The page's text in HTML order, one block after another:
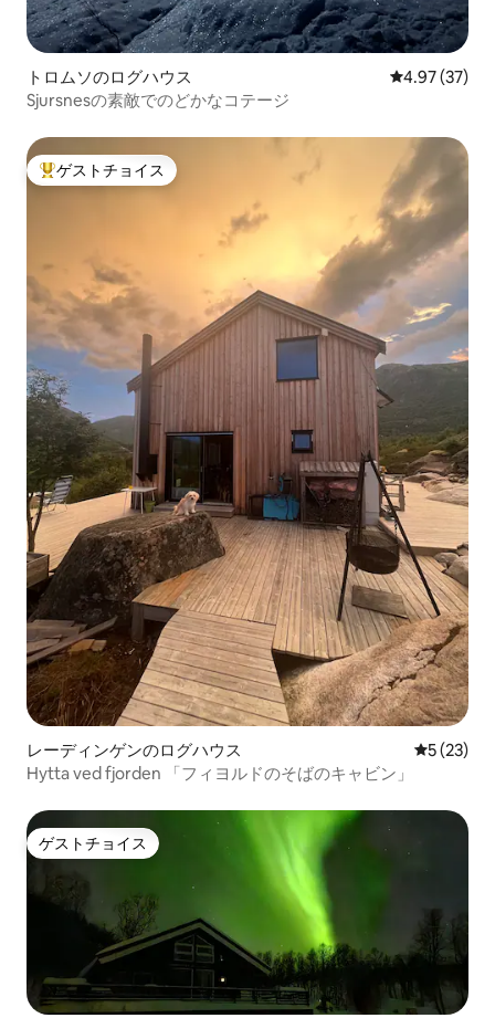
トロムソのログハウス レビュー37
4.97 (37)
Sjursnesの素敵でのどかなコテージ
大好評のゲストチョイスです。
ゲストチョイス
レーディンゲンのログハウス レビュー
5 (23)
Hytta ved fjorden 「フィヨルドのそばのキャビン」
ゲストチョイス
ゲストチョイス